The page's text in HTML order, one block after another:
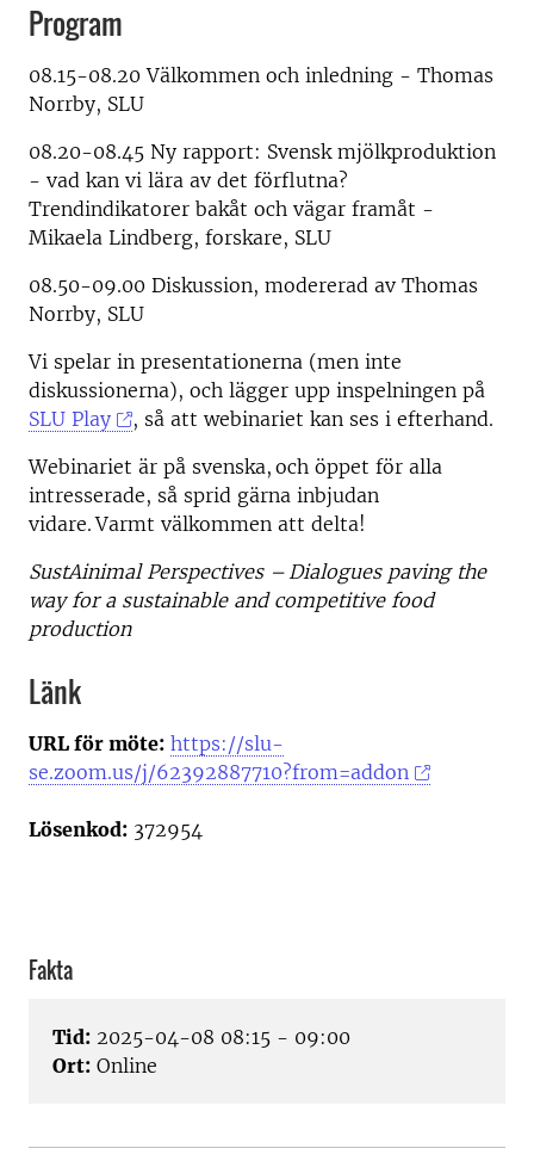
Program
08.15-08.20 Välkommen och inledning - Thomas
Norrby, SLU
08.20-08.45 Ny rapport: Svensk mjölkproduktion
- vad kan vi lära av det förflutna?
Trendindikatorer bakåt och vägar framåt -
Mikaela Lindberg, forskare, SLU
08.50-09.00 Diskussion, modererad av Thomas
Norrby, SLU
Vi spelar in presentationerna (men inte
diskussionerna), och lägger upp inspelningen på
SLU Play
, så att webinariet kan ses i efterhand.
Webinariet är på svenska, och öppet för alla
intresserade, så sprid gärna inbjudan
vidare. Varmt välkommen att delta!
SustAinimal Perspectives – Dialogues paving the
way for a sustainable and competitive food
production
Länk
URL för möte: https://slu-
se.zoom.us/j/62392887710?from=addon
Lösenkod: 372954
Fakta
Tid: 2025-04-08 08:15 - 09:00
Ort: Online